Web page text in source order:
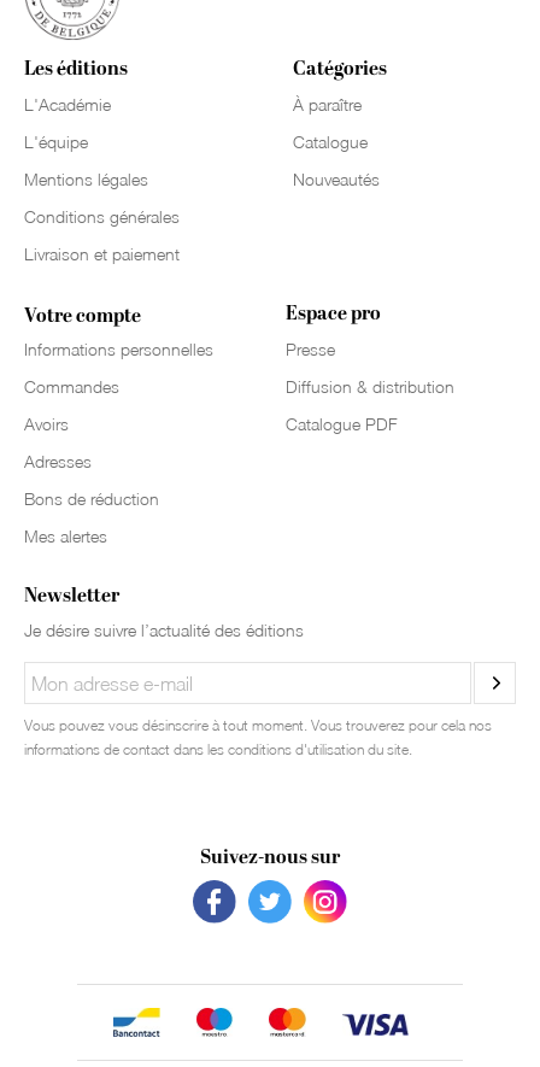
Les éditions
L'Académie
L'équipe
Mentions légales
Conditions générales
Livraison et paiement
Catégories
À paraître
Catalogue
Nouveautés
Votre compte
Informations personnelles
Commandes
Avoirs
Adresses
Bons de réduction
Mes alertes
Espace pro
Presse
Diffusion & distribution
Catalogue PDF
Newsletter
Je désire suivre l’actualité des éditions
Vous pouvez vous désinscrire à tout moment. Vous trouverez pour cela nos
informations de contact dans les conditions d'utilisation du site.
Suivez-nous sur